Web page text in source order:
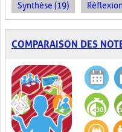
Synthèse (19)
COMPARAISON DES